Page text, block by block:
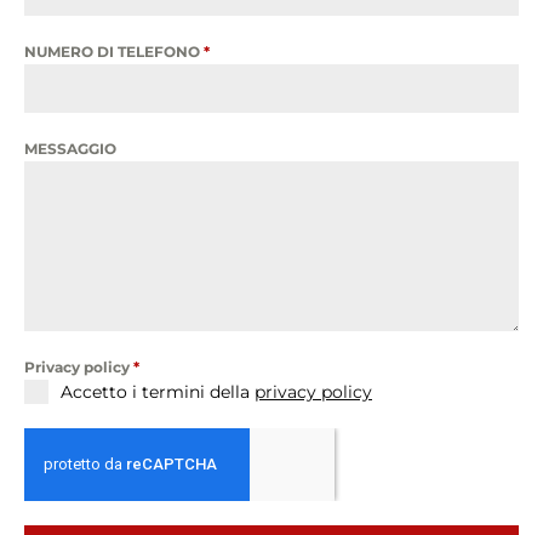
NUMERO DI TELEFONO *
MESSAGGIO
Privacy policy *
Accetto i termini della privacy policy